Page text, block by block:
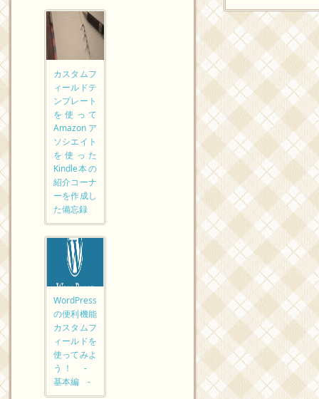
カスタムフ
ィールドテ
ンプレート
を使って
Amazonア
ソシエイト
を使った
Kindle本の
紹介コーナ
ーを作成し
た備忘録
WordPress
の便利機能
カスタムフ
ィールドを
使ってみよ
う！ -
基本編 -